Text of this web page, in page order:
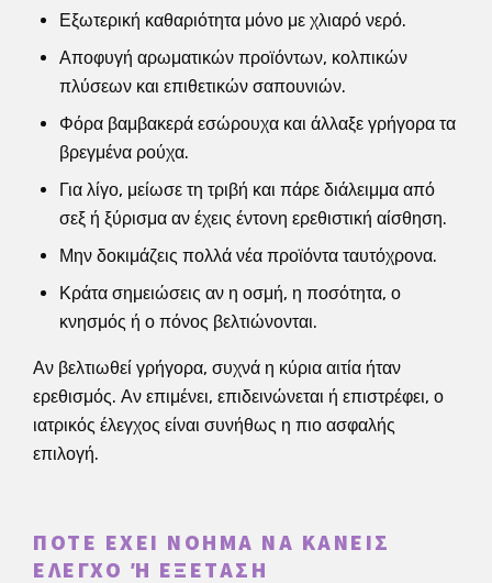
Εξωτερική καθαριότητα μόνο με χλιαρό νερό.
Αποφυγή αρωματικών προϊόντων, κολπικών
πλύσεων και επιθετικών σαπουνιών.
Φόρα βαμβακερά εσώρουχα και άλλαξε γρήγορα τα
βρεγμένα ρούχα.
Για λίγο, μείωσε τη τριβή και πάρε διάλειμμα από
σεξ ή ξύρισμα αν έχεις έντονη ερεθιστική αίσθηση.
Μην δοκιμάζεις πολλά νέα προϊόντα ταυτόχρονα.
Κράτα σημειώσεις αν η οσμή, η ποσότητα, ο
κνησμός ή ο πόνος βελτιώνονται.
Αν βελτιωθεί γρήγορα, συχνά η κύρια αιτία ήταν
ερεθισμός. Αν επιμένει, επιδεινώνεται ή επιστρέφει, ο
ιατρικός έλεγχος είναι συνήθως η πιο ασφαλής
επιλογή.
ΠΌΤΕ ΈΧΕΙ ΝΌΗΜΑ ΝΑ ΚΆΝΕΙΣ
ΈΛΕΓΧΟ Ή ΕΞΈΤΑΣΗ